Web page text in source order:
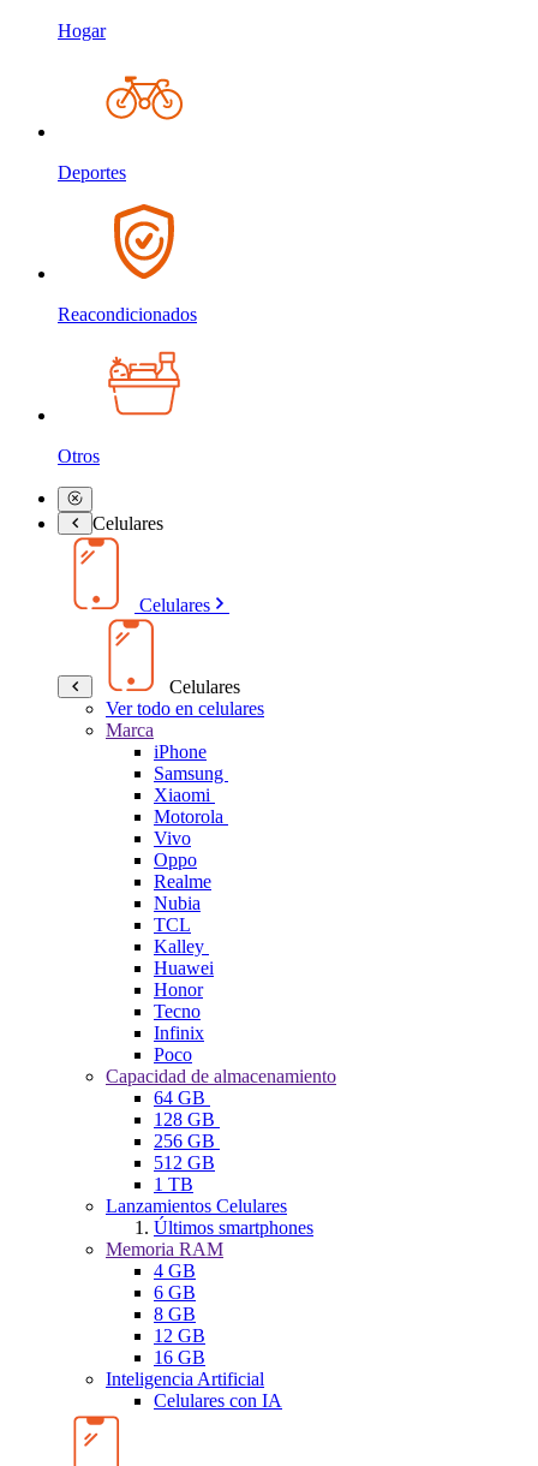
Hogar
Deportes
Reacondicionados
Otros
Celulares
Celulares
Celulares
Ver todo en celulares
Marca
iPhone
Samsung
Xiaomi
Motorola
Vivo
Oppo
Realme
Nubia
TCL
Kalley
Huawei
Honor
Tecno
Infinix
Poco
Capacidad de almacenamiento
64 GB
128 GB
256 GB
512 GB
1 TB
Lanzamientos Celulares
Últimos smartphones
Memoria RAM
4 GB
6 GB
8 GB
12 GB
16 GB
Inteligencia Artificial
Celulares con IA